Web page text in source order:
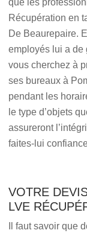
que les
Récupération en
De Beaurepaire.
employés lui a de
vous cherchez à
ses bureaux à
pendant les
le type d’objets
assureront
faites-lui
VOTRE
LVE
Il faut savoir que